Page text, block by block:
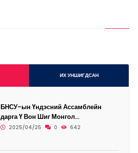
ИХ УНШИГДСАН
БНСУ-ын Үндэсний Ассамблейн
дарга Ү Вон Шиг Монгол...
2025/04/25 0 642